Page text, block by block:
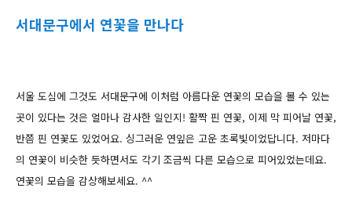
서대문구에서 연꽃을 만나다
서울 도심에 그것도 서대문구에 이처럼 아름다운 연꽃의 모습을 볼 수 있는
곳이 있다는 것은 얼마나 감사한 일인지! 활짝 핀 연꽃, 이제 막 피어날 연꽃,
반쯤 핀 연꽃도 있었어요. 싱그러운 연잎은 고운 초록빛이었답니다. 저마다
의 연꽃이 비슷한 듯하면서도 각기 조금씩 다른 모습으로 피어있었는데요.
연꽃의 모습을 감상해보세요. ^^